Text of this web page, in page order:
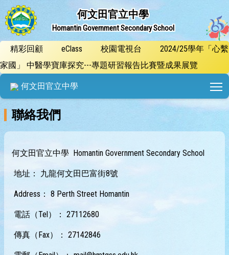
何文田官立中學
Homantin Government Secondary School
精彩回顧 eClass 校園電視台
2024/25學年「心繫
家國」 中醫學寶庫探究---專題研習報告比賽暨成果展覽
何文田官立中學
聯絡我們
何文田官立中學 Homantin Government Secondary School
地址： 九龍何文田巴富街8號
Address： 8 Perth Street Homantin
電話（Tel）： 27112680
傳真（Fax）： 27142846